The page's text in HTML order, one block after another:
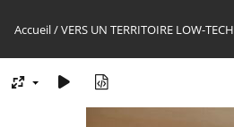
Accueil/VERS UN TERRITOIRE LOW-TECH